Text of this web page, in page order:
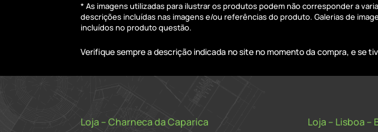
* As imagens utilizadas para ilustrar os produtos podem não corresponder a
descrições incluídas nas imagens e/ou referências do produto. Galerias de
incluídos no produto questão.
Verifique sempre a descrição indicada no site no momento da compra, e se
Loja – Charneca da Caparica Loja – Lisboa –